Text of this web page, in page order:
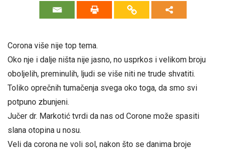
Corona više nije top tema.
Oko nje i dalje ništa nije jasno, no usprkos i velikom broju
oboljelih, preminulih, ljudi se više niti ne trude shvatiti.
Toliko oprečnih tumačenja svega oko toga, da smo svi
potpuno zbunjeni.
Jučer dr. Markotić tvrdi da nas od Corone može spasiti
slana otopina u nosu.
Veli da corona ne voli sol, nakon što se danima broje